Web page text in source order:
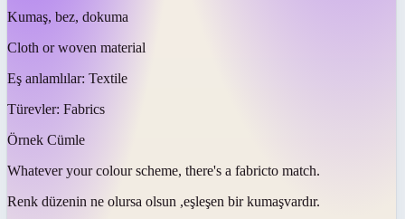
Kumaş, bez, dokuma
Cloth or woven material
Eş anlamlılar: Textile
Türevler: Fabrics
Örnek Cümle
Whatever your colour scheme, there's a fabricto match.
Renk düzenin ne olursa olsun ,eşleşen bir kumaşvardır.